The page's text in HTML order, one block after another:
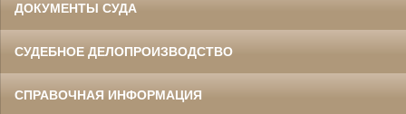
ДОКУМЕНТЫ СУДА
СУДЕБНОЕ ДЕЛОПРОИЗВОДСТВО
СПРАВОЧНАЯ ИНФОРМАЦИЯ